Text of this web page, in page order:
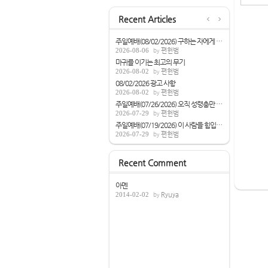
Recent Articles
주일예배(08/02/2026) 구하는 자에게 성령을...
2026-08-06 편헌범
마귀를 이기는 최고의 무기
2026-08-02 편헌범
08/02/2026 광고 사항
2026-08-02 편헌범
주일예배(07/26/2026) 오직 성령충만 받으라...
2026-07-29 편헌범
주일예배(07/19/2026) 이 사람을 힘입으면[...
2026-07-29 편헌범
Recent Comment
아멘
2014-02-02 Ryuya